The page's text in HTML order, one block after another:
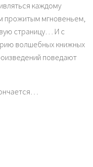
каждому
прожитым мгновеньем,
страницу… И с
волшебных книжных
поведают